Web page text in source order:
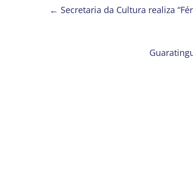
← Secretaria da Cultura realiza